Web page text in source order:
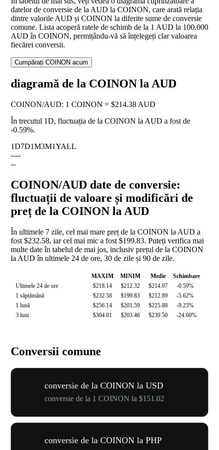
datelor de conversie de la AUD la COINON, care arată relația
dintre valorile AUD și COINON la diferite sume de conversie
comune. Lista acoperă ratele de schimb de la 1 AUD la 100.000
AUD în COINON, permițându-vă să înțelegeți clar valoarea
fiecărei conversii.
Cumpărați COINON acum
diagramă de la COINON la AUD
COINON/AUD: 1 COINON = $214.38 AUD
În trecutul 1D, fluctuația de la COINON la AUD a fost de
-0.59%.
1D7D1M3M1YALL
----
--
COINON/AUD date de conversie:
fluctuații de valoare și modificări de
preț de la COINON la AUD
În ultimele 7 zile, cel mai mare preț de la COINON la AUD a
fost $232.58, iar cel mai mic a fost $199.83. Puteți verifica mai
multe date în tabelul de mai jos, inclusiv prețul de la COINON
la AUD în ultimele 24 de ore, 30 de zile și 90 de zile.
MAXIM MINIM Medie
Schimbare
Ultimele 24 de ore
$218.14 $212.32 $214.97
-0.59%
1 săptămână
$232.58 $199.83 $212.89
-5.62%
1 lună
$256.14 $201.59 $225.88
-9.23%
3 luni
$304.01 $203.46 $239.50 -24.60%
Conversii comune
conversie de la COINON la USD
conversie de la 1 COINON la $151.02
conversie de la COINON la PHP